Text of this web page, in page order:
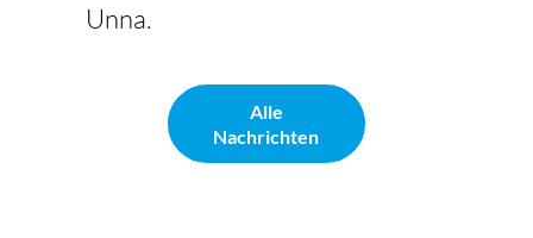
Unna.
Alle
Nachrichten